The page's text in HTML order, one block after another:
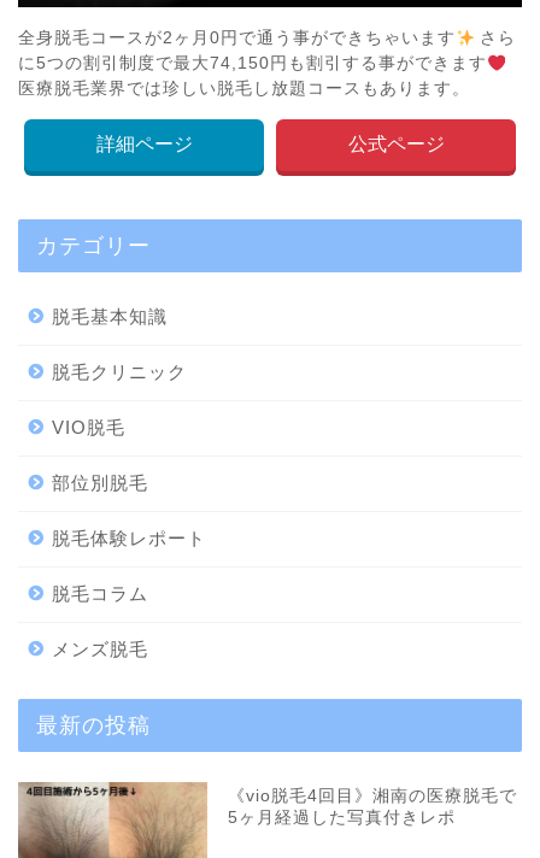
全身脱毛コースが2ヶ月0円で通う事ができちゃいます
さら
に5つの割引制度で最大74,150円も割引する事ができます
医療脱毛業界では珍しい脱毛し放題コースもあります。
詳細ページ 公式ページ
カテゴリー
脱毛基本知識
脱毛クリニック
VIO脱毛
部位別脱毛
脱毛体験レポート
脱毛コラム
メンズ脱毛
最新の投稿
《vio脱毛4回目》湘南の医療脱毛で
5ヶ月経過した写真付きレポ